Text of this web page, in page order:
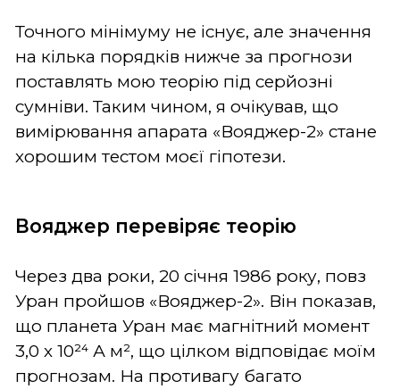
Точного мінімуму не існує, але значення
на кілька порядків нижче за прогнози
поставлять мою теорію під серйозні
сумніви. Таким чином, я очікував, що
вимірювання апарата «Вояджер-2» стане
хорошим тестом моєї гіпотези.
Вояджер перевіряє теорію
Через два роки, 20 січня 1986 року, повз
Уран пройшов «Вояджер-2». Він показав,
що планета Уран має магнітний момент
3,0 х 10²⁴ А м², що цілком відповідає моїм
прогнозам. На противагу багато